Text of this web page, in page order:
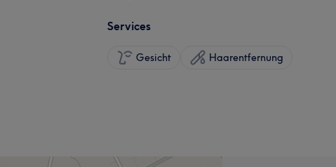
Services
Gesicht Haarentfernung